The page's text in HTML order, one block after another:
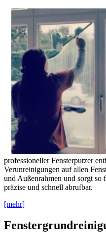
professioneller Fensterputzer
Verunreinigungen auf allen
und Außenrahmen und sorgt
präzise und schnell abrufbar.
[mehr]